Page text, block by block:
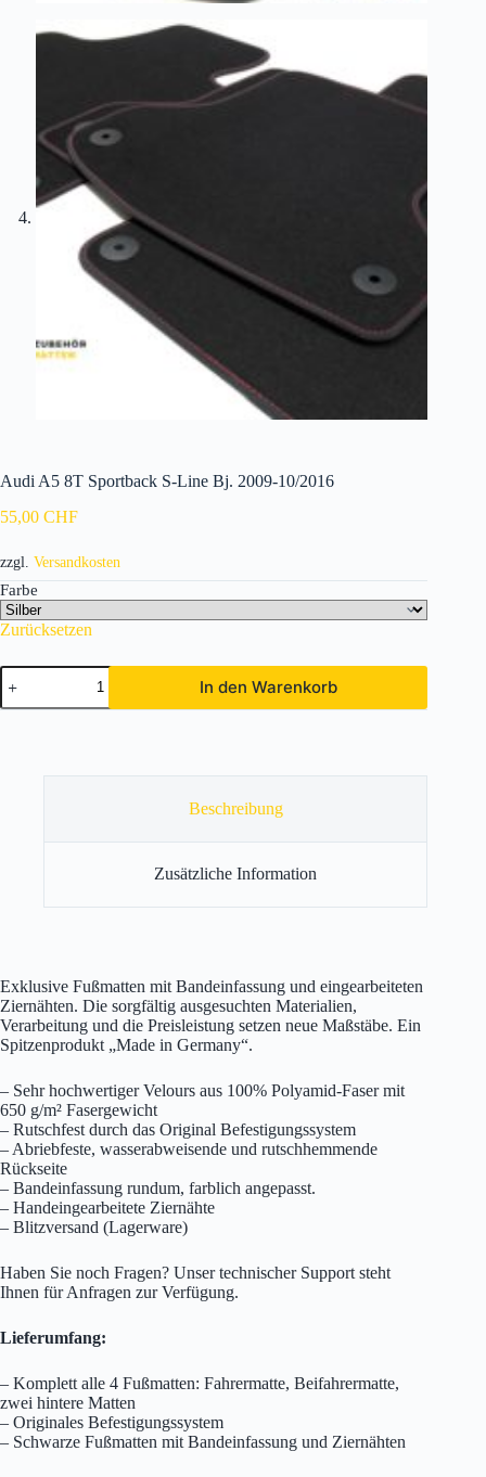
Audi A5 8T Sportback S-Line Bj. 2009-10/2016
55,00 CHF
zzgl. Versandkosten
Farbe
Zurücksetzen
Audi
A5
8T
Menge
In den Warenkorb
Beschreibung
Zusätzliche Information
Exklusive Fußmatten mit Bandeinfassung und eingearbeiteten
Ziernähten. Die sorgfältig ausgesuchten Materialien,
Verarbeitung und die Preisleistung setzen neue Maßstäbe. Ein
Spitzenprodukt „Made in Germany“.
– Sehr hochwertiger Velours aus 100% Polyamid-Faser mit
650 g/m² Fasergewicht
– Rutschfest durch das Original Befestigungssystem
– Abriebfeste, wasserabweisende und rutschhemmende
Rückseite
– Bandeinfassung rundum, farblich angepasst.
– Handeingearbeitete Ziernähte
– Blitzversand (Lagerware)
Haben Sie noch Fragen? Unser technischer Support steht
Ihnen für Anfragen zur Verfügung.
Lieferumfang:
– Komplett alle 4 Fußmatten: Fahrermatte, Beifahrermatte,
zwei hintere Matten
– Originales Befestigungssystem
– Schwarze Fußmatten mit Bandeinfassung und Ziernähten